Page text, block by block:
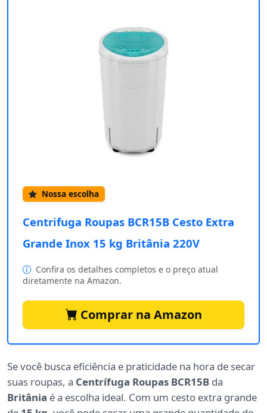
Nossa escolha
Centrifuga Roupas BCR15B Cesto Extra
Grande Inox 15 kg Britânia 220V
Confira os detalhes completos e o preço atual
diretamente na Amazon.
Comprar na Amazon
Se você busca eficiência e praticidade na hora de secar
suas roupas, a Centrífuga Roupas BCR15B da
Britânia é a escolha ideal. Com um cesto extra grande